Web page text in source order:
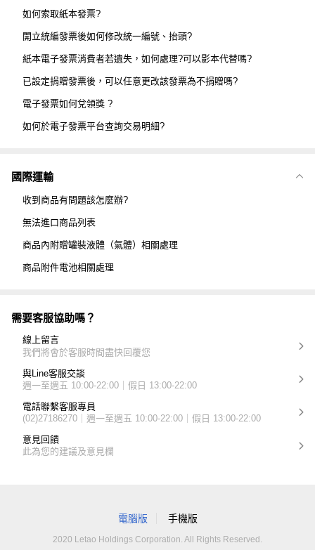
如何索取紙本發票?
開立統編發票後如何修改統一編號、抬頭?
紙本電子發票消費者若遺失，如何處理?可以影本代替嗎?
已設定捐贈發票後，可以任意更改該發票為不捐贈嗎?
電子發票如何兌領獎 ?
如何於電子發票平台查詢交易明細?
國際運輸
收到商品有問題該怎麼辦?
無法進口商品列表
商品內附贈罐裝液體（氣體）相關處理
商品附件電池相關處理
需要客服協助嗎？
線上留言
我們將會於客服時間盡快回覆您
與Line客服交談
週一至週五 10:00-22:00｜假日 13:00-22:00
電話聯繫客服專員
(02)27186270｜週一至週五 10:00-22:00｜假日 13:00-22:00
意見回饋
此為您的建議及意見欄
電腦版 手機版
2020 Letao Holdings Corporation. All Rights Reserved.